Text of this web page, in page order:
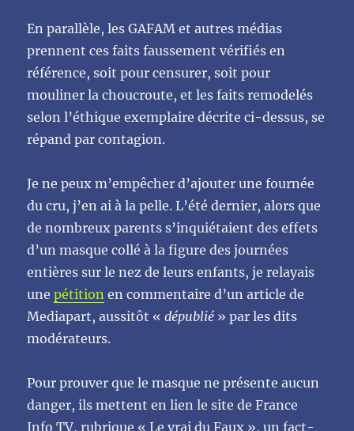
En parallèle, les GAFAM et autres médias
prennent ces faits faussement vérifiés en
référence, soit pour censurer, soit pour
mouliner la choucroute, et les faits remodelés
selon l’éthique exemplaire décrite ci-dessus, se
répand par contagion.
Je ne peux m’empêcher d’ajouter une fournée
du cru, j’en ai à la pelle. L’été dernier, alors que
de nombreux parents s’inquiétaient des effets
d’un masque collé à la figure des journées
entières sur le nez de leurs enfants, je relayais
unepétition en commentaire d’un article de
Mediapart, aussitôt «dépublié » par les dits
modérateurs.
Pour prouver que le masque ne présente aucun
danger, ils mettent en lien le site de France
Info TV, rubrique « Le vrai du Faux », un fact-